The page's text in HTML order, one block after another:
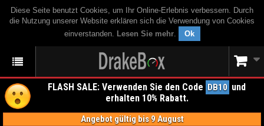
Diese Seite benutzt Cookies, um Ihr Online-Erlebnis verbessern. Durch
die Nutzung unserer Website erklären sich die Verwendung von Cookies
einverstanden. Lesen Sie mehr. Ok
FLASH SALE: Verwenden Sie den Code DB10 und
erhalten 10% Rabatt.
Angebot gültig bis 9 August